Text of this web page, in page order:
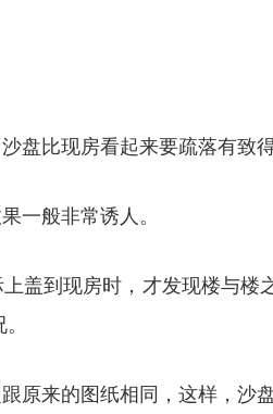
盘比现房看起来要疏落有致得
一般非常诱人。
盖到现房时，才发现楼与
来的图纸相同，这样，沙